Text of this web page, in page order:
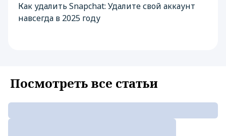
Как удалить Snapchat: Удалите свой аккаунт
навсегда в 2025 году
Посмотреть все статьи